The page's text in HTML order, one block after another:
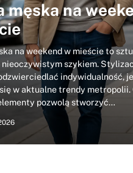
męska na
na weekend w mieście to
nieoczywistym szykiem.
indywidualność,
w aktualne trendy metropolii.
pozwolą stworzyć…